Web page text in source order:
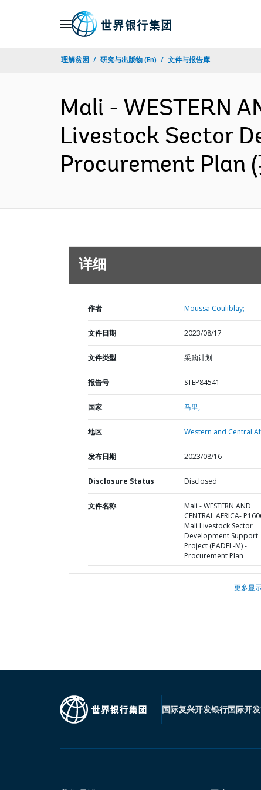
理解贫困 研究与出版物 (En) 文件与报告库
Mali - WESTERN
Livestock Sector
Procurement Plan
详细
作者 Moussa Couliblay;
文件日期 2023/08/17
文件类型 采购计划
报告号 STEP84541
国家 马里,
地区 Western and Central
发布日期 2023/08/16
Disclosure Status Disclosed
文件名称
Mali - WESTERN AND
CENTRAL AFRICA-
Mali Livestock Sector
Development Support
Project (PADEL-M) -
Procurement Plan
更多显
国际复兴开发银行国际开